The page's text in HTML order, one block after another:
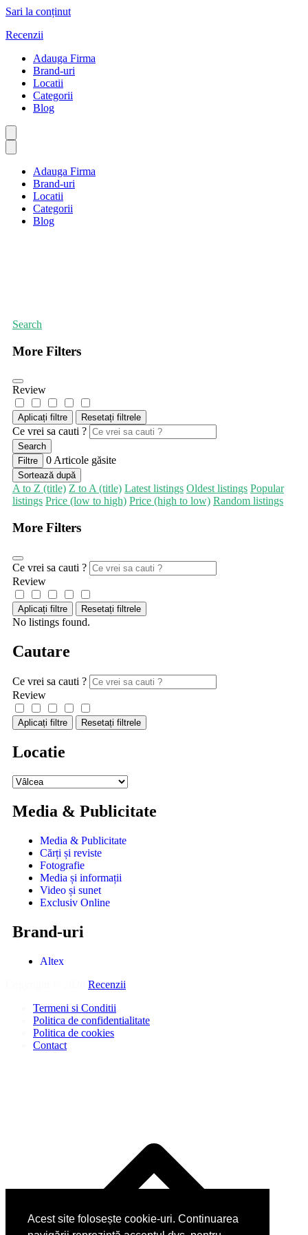
Acest site folosește cookie-uri. Continuarea
Sari la conținut
Recenzii
Adauga Firma
Brand-uri
Locatii
Categorii
Blog
Adauga Firma
Brand-uri
Locatii
Categorii
Blog
Search
More Filters
Review
Aplicați filtre Resetați filtrele
Ce vrei sa cauti ?
Search
Filtre
0 Articole găsite
Sortează după
A to Z (title) Z to A (title) Latest listings Oldest listings Popular
listings Price (low to high) Price (high to low) Random listings
More Filters
Ce vrei sa cauti ?
Review
Aplicați filtre Resetați filtrele
No listings found.
Cautare
Ce vrei sa cauti ?
Review
Aplicați filtre Resetați filtrele
Locatie
Media & Publicitate
Media & Publicitate
Cărți și reviste
Fotografie
Media și informații
Video și sunet
Exclusiv Online
Brand-uri
Altex
Recenzii
Termeni si Conditii
Politica de confidentialitate
Politica de cookies
Contact